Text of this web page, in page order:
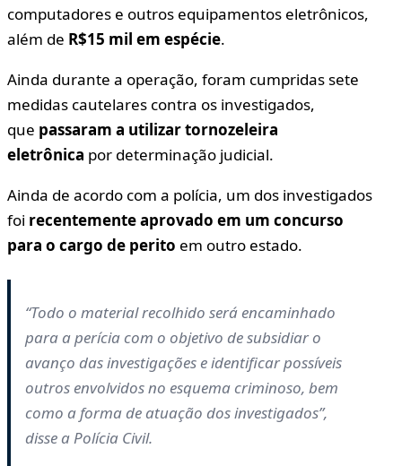
computadores e outros equipamentos eletrônicos,
além de R$15 mil em espécie.
Ainda durante a operação, foram cumpridas sete
medidas cautelares contra os investigados,
que passaram a utilizar tornozeleira
eletrônica por determinação judicial.
Ainda de acordo com a polícia, um dos investigados
foi recentemente aprovado em um concurso
para o cargo de perito em outro estado.
“Todo o material recolhido será encaminhado
para a perícia com o objetivo de subsidiar o
avanço das investigações e identificar possíveis
outros envolvidos no esquema criminoso, bem
como a forma de atuação dos investigados”,
disse a Polícia Civil.